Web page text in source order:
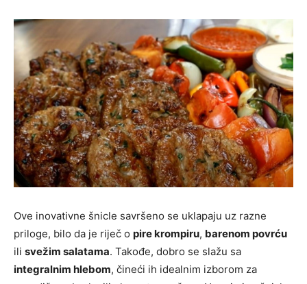
Ove inovativne šnicle savršeno se uklapaju uz razne
priloge, bilo da je riječ o pire krompiru, barenom povrću
ili svežim salatama. Takođe, dobro se slažu sa
integralnim hlebom, čineći ih idealnim izborom za